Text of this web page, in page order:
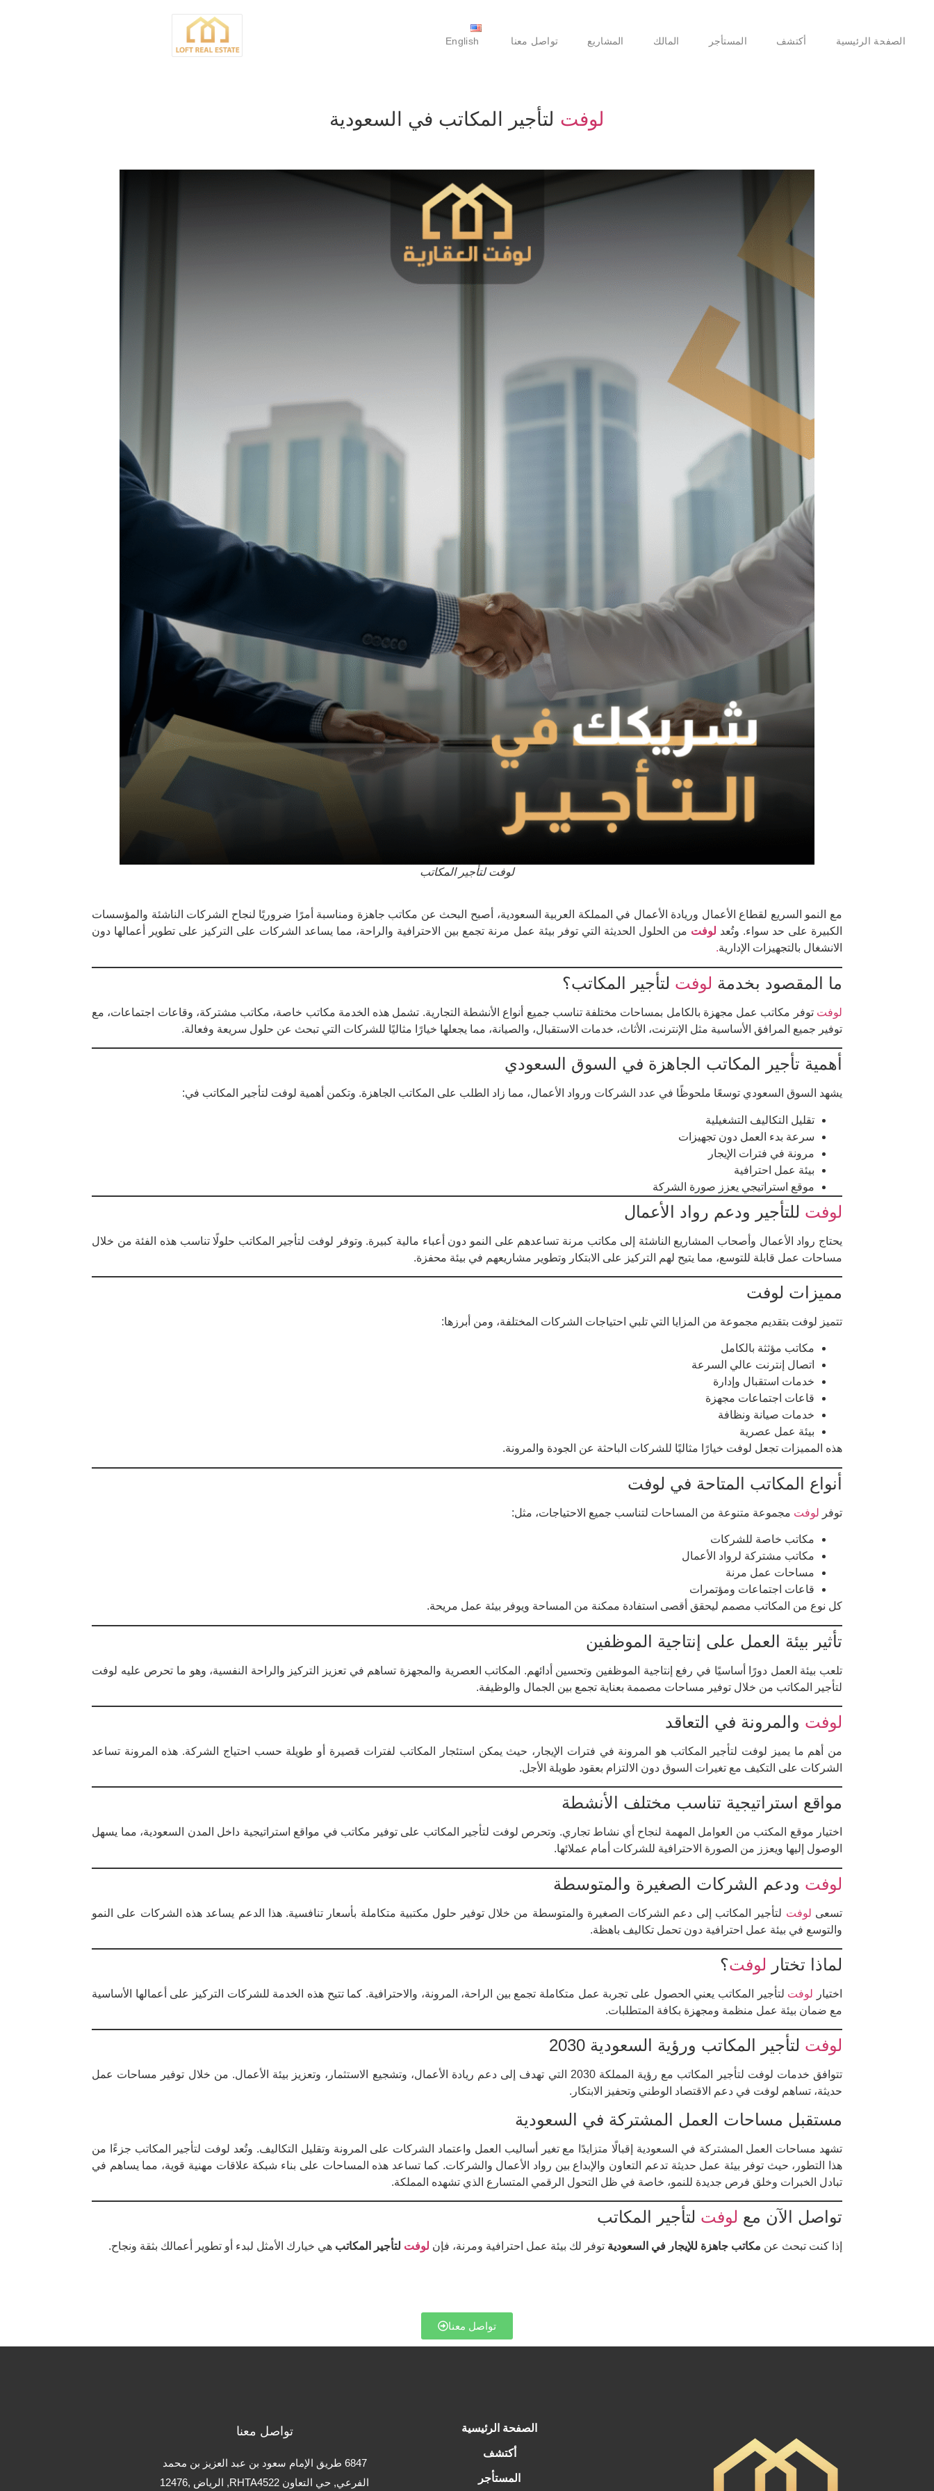
الصفحة الرئيسية أكتشف المستأجر المالك المشاريع تواصل معنا English
لوفت لتأجير المكاتب في السعودية
لوفت لتأجير المكاتب
مع النمو السريع لقطاع الأعمال وريادة الأعمال في المملكة العربية السعودية، أصبح البحث عن مكاتب جاهزة ومناسبة أمرًا ضروريًا لنجاح الشركات الناشئة والمؤسسات
الكبيرة على حد سواء. وتُعد لوفت من الحلول الحديثة التي توفر بيئة عمل مرنة تجمع بين الاحترافية والراحة، مما يساعد الشركات على التركيز على تطوير أعمالها دون
الانشغال بالتجهيزات الإدارية.
ما المقصود بخدمة لوفت لتأجير المكاتب؟
لوفت توفر مكاتب عمل مجهزة بالكامل بمساحات مختلفة تناسب جميع أنواع الأنشطة التجارية. تشمل هذه الخدمة مكاتب خاصة، مكاتب مشتركة، وقاعات اجتماعات، مع
توفير جميع المرافق الأساسية مثل الإنترنت، الأثاث، خدمات الاستقبال، والصيانة، مما يجعلها خيارًا مثاليًا للشركات التي تبحث عن حلول سريعة وفعالة.
أهمية تأجير المكاتب الجاهزة في السوق السعودي
يشهد السوق السعودي توسعًا ملحوظًا في عدد الشركات ورواد الأعمال، مما زاد الطلب على المكاتب الجاهزة. وتكمن أهمية لوفت لتأجير المكاتب في:
تقليل التكاليف التشغيلية
سرعة بدء العمل دون تجهيزات
مرونة في فترات الإيجار
بيئة عمل احترافية
موقع استراتيجي يعزز صورة الشركة
لوفت للتأجير ودعم رواد الأعمال
يحتاج رواد الأعمال وأصحاب المشاريع الناشئة إلى مكاتب مرنة تساعدهم على النمو دون أعباء مالية كبيرة. وتوفر لوفت لتأجير المكاتب حلولًا تناسب هذه الفئة من خلال
مساحات عمل قابلة للتوسع، مما يتيح لهم التركيز على الابتكار وتطوير مشاريعهم في بيئة محفزة.
مميزات لوفت
تتميز لوفت بتقديم مجموعة من المزايا التي تلبي احتياجات الشركات المختلفة، ومن أبرزها:
مكاتب مؤثثة بالكامل
اتصال إنترنت عالي السرعة
خدمات استقبال وإدارة
قاعات اجتماعات مجهزة
خدمات صيانة ونظافة
بيئة عمل عصرية
هذه المميزات تجعل لوفت خيارًا مثاليًا للشركات الباحثة عن الجودة والمرونة.
أنواع المكاتب المتاحة في لوفت
توفر لوفت مجموعة متنوعة من المساحات لتناسب جميع الاحتياجات، مثل:
مكاتب خاصة للشركات
مكاتب مشتركة لرواد الأعمال
مساحات عمل مرنة
قاعات اجتماعات ومؤتمرات
كل نوع من المكاتب مصمم ليحقق أقصى استفادة ممكنة من المساحة ويوفر بيئة عمل مريحة.
تأثير بيئة العمل على إنتاجية الموظفين
تلعب بيئة العمل دورًا أساسيًا في رفع إنتاجية الموظفين وتحسين أدائهم. المكاتب العصرية والمجهزة تساهم في تعزيز التركيز والراحة النفسية، وهو ما تحرص عليه لوفت
لتأجير المكاتب من خلال توفير مساحات مصممة بعناية تجمع بين الجمال والوظيفة.
لوفت والمرونة في التعاقد
من أهم ما يميز لوفت لتأجير المكاتب هو المرونة في فترات الإيجار، حيث يمكن استئجار المكاتب لفترات قصيرة أو طويلة حسب احتياج الشركة. هذه المرونة تساعد
الشركات على التكيف مع تغيرات السوق دون الالتزام بعقود طويلة الأجل.
مواقع استراتيجية تناسب مختلف الأنشطة
اختيار موقع المكتب من العوامل المهمة لنجاح أي نشاط تجاري. وتحرص لوفت لتأجير المكاتب على توفير مكاتب في مواقع استراتيجية داخل المدن السعودية، مما يسهل
الوصول إليها ويعزز من الصورة الاحترافية للشركات أمام عملائها.
لوفت ودعم الشركات الصغيرة والمتوسطة
تسعى لوفت لتأجير المكاتب إلى دعم الشركات الصغيرة والمتوسطة من خلال توفير حلول مكتبية متكاملة بأسعار تنافسية. هذا الدعم يساعد هذه الشركات على النمو
والتوسع في بيئة عمل احترافية دون تحمل تكاليف باهظة.
لماذا تختار لوفت؟
اختيار لوفت لتأجير المكاتب يعني الحصول على تجربة عمل متكاملة تجمع بين الراحة، المرونة، والاحترافية. كما تتيح هذه الخدمة للشركات التركيز على أعمالها الأساسية
مع ضمان بيئة عمل منظمة ومجهزة بكافة المتطلبات.
لوفت لتأجير المكاتب ورؤية السعودية 2030
تتوافق خدمات لوفت لتأجير المكاتب مع رؤية المملكة 2030 التي تهدف إلى دعم ريادة الأعمال، وتشجيع الاستثمار، وتعزيز بيئة الأعمال. من خلال توفير مساحات عمل
حديثة، تساهم لوفت في دعم الاقتصاد الوطني وتحفيز الابتكار.
مستقبل مساحات العمل المشتركة في السعودية
تشهد مساحات العمل المشتركة في السعودية إقبالًا متزايدًا مع تغير أساليب العمل واعتماد الشركات على المرونة وتقليل التكاليف. وتُعد لوفت لتأجير المكاتب جزءًا من
هذا التطور، حيث توفر بيئة عمل حديثة تدعم التعاون والإبداع بين رواد الأعمال والشركات. كما تساعد هذه المساحات على بناء شبكة علاقات مهنية قوية، مما يساهم في
تبادل الخبرات وخلق فرص جديدة للنمو، خاصة في ظل التحول الرقمي المتسارع الذي تشهده المملكة.
تواصل الآن مع لوفت لتأجير المكاتب
إذا كنت تبحث عن مكاتب جاهزة للإيجار في السعودية توفر لك بيئة عمل احترافية ومرنة، فإن لوفت لتأجير المكاتب هي خيارك الأمثل لبدء أو تطوير أعمالك بثقة ونجاح.
تواصل معنا
الصفحة الرئيسية
أكتشف
المستأجر
تواصل معنا
6847 طريق الإمام سعود بن عبد العزيز بن محمد
الفرعي, حي التعاون RHTA4522, الرياض ,12476